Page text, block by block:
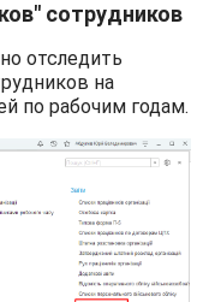
сотрудников
отследить
на
по рабочим годам.